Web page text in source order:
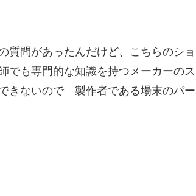
質問があったんだけど、こちらのシ
でも専門的な知識を持つメーカーの
きないので 製作者である場末のパ